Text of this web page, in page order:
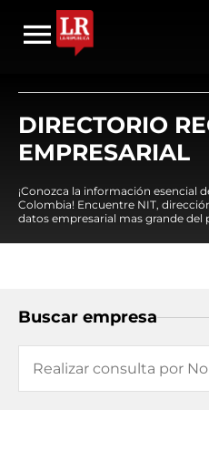
DIRECTORIO
EMPRESARIAL
¡Conozca la información esencial
Colombia! Encuentre NIT,
datos empresarial mas grande del
Buscar empresa